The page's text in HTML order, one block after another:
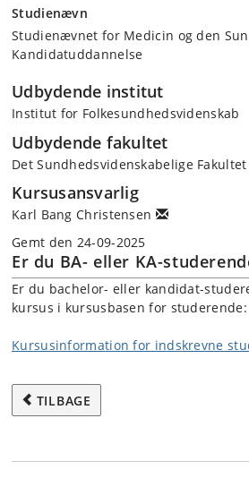
Studienævn
Studienævnet for Medicin og den
Kandidatuddannelse
Udbydende institut
Institut for Folkesundhedsvidenskab
Udbydende fakultet
Det Sundhedsvidenskabelige Fakultet
Kursusansvarlig
Karl Bang Christensen
Gemt den 24-09-2025
Er du BA- eller KA-
Er du bachelor- eller kandidat-
kursus i kursusbasen for studerende:
Kursusinformation for indskrevne
TILBAGE